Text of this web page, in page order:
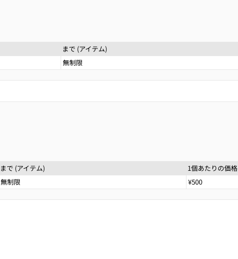
まで (アイテム)
無制限
まで (アイテム)
1個あたりの価格
無制限 ¥500